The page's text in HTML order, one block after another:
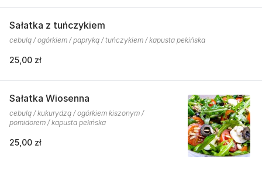
Sałatka z tuńczykiem
cebulą / ogórkiem / papryką / tuńczykiem / kapusta pekińska
25,00 zł
Sałatka Wiosenna
cebulą / kukurydzą / ogórkiem kiszonym /
pomidorem / kapusta pekńska
25,00 zł